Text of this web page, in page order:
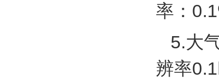
率：
5.大
辨率